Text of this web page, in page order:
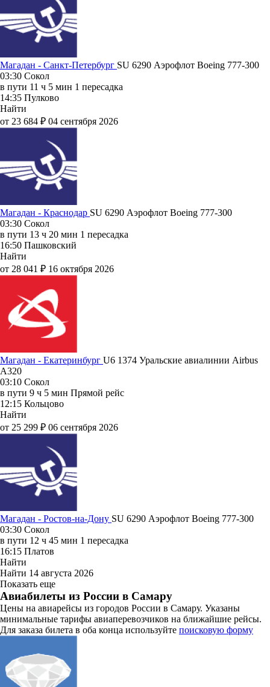
Магадан - Санкт-Петербург SU 6290 Аэрофлот Boeing 777-300
03:30 Сокол
в пути 11 ч 5 мин 1 пересадка
14:35 Пулково
Найти
от 23 684 ₽ 04 сентября 2026
Магадан - Краснодар SU 6290 Аэрофлот Boeing 777-300
03:30 Сокол
в пути 13 ч 20 мин 1 пересадка
16:50 Пашковский
Найти
от 28 041 ₽ 16 октября 2026
Магадан - Екатеринбург U6 1374 Уральские авиалинии Airbus
A320
03:10 Сокол
в пути 9 ч 5 мин Прямой рейс
12:15 Кольцово
Найти
от 25 299 ₽ 06 сентября 2026
Магадан - Ростов-на-Дону SU 6290 Аэрофлот Boeing 777-300
03:30 Сокол
в пути 12 ч 45 мин 1 пересадка
16:15 Платов
Найти
Найти 14 августа 2026
Показать еще
Авиабилеты из России в Самару
Цены на авиарейсы из городов России в Самару. Указаны
минимальные тарифы авиаперевозчиков на ближайшие рейсы.
Для заказа билета в оба конца используйте поисковую форму